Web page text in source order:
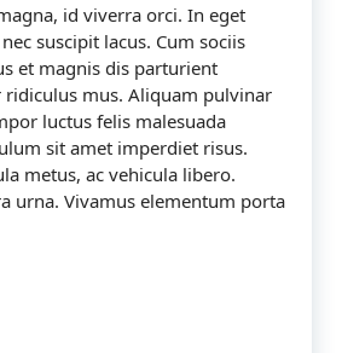
id viverra orci. In eget
suscipit lacus. Cum sociis
et magnis dis parturient
ridiculus mus. Aliquam pulvinar
luctus felis malesuada
sit amet imperdiet risus.
metus, ac vehicula libero.
urna. Vivamus elementum porta